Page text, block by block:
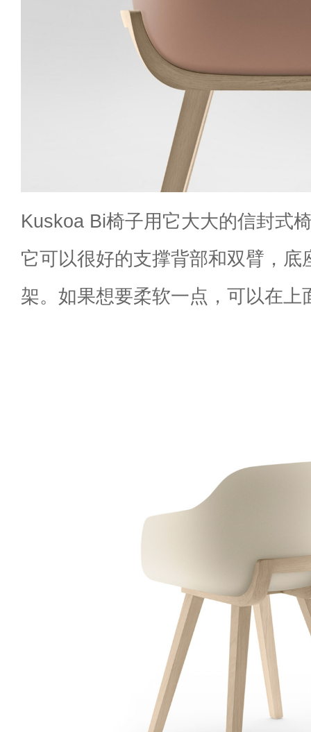
Kuskoa Bi椅子用它大大的信封式
它可以很好的支撑背部和双臂，底
架。如果想要柔软一点，可以在上